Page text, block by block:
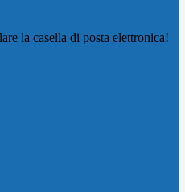
la casella di posta elettronica!